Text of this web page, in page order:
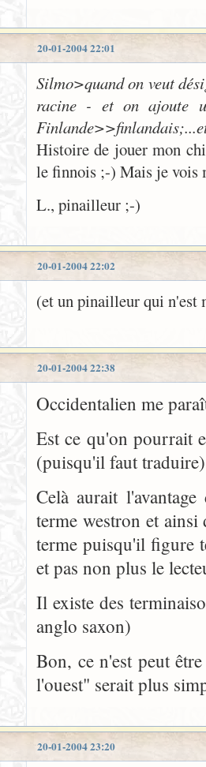
20-01-2004 22:01
Silmo>quand on veut
racine - et on ajoute
Histoire de jouer mon
le finnois ;-) Mais je vois
L., pinailleur ;-)
20-01-2004 22:02
(et un pinailleur qui n'est
20-01-2004 22:38
Occidentalien me
Est ce qu'on pourrait
(puisqu'il faut traduire)
Celà aurait
terme westron et
terme puisqu'il figure
et pas non plus le
Il existe des
anglo saxon)
Bon, ce n'est peut
l'ouest" serait plus
20-01-2004 23:20